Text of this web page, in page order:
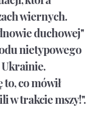
wiernych.
duchowej"
nietypowego
co mówił
w trakcie mszy!".